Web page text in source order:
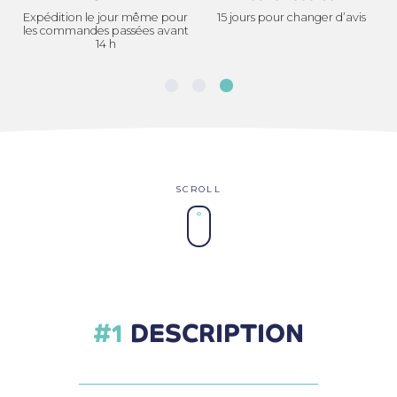
Expédition le jour même pour
les commandes passées avant
14 h
15 jours pour changer d’avis
DESCRIPTION